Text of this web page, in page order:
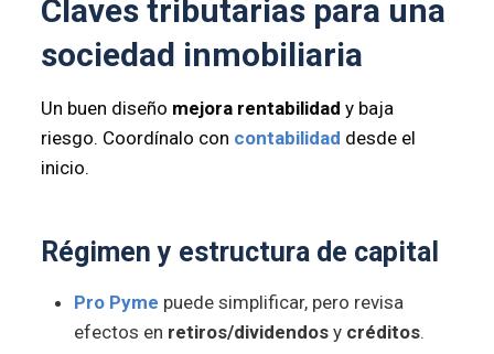
Claves tributarias para una
sociedad inmobiliaria
Un buen diseño mejora rentabilidad y baja
riesgo. Coordínalo con contabilidad desde el
inicio.
Régimen y estructura de capital
Pro Pyme puede simplificar, pero revisa
efectos en retiros/dividendosy créditos.